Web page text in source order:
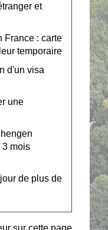
et
France : carte
temporaire
d'un visa
une
3 mois
de plus de
sur cette page